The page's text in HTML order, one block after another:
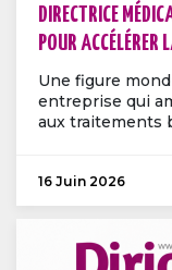
DIRECTRICE
POUR
Une figure
entreprise qui
aux traitements
16 Juin 2026